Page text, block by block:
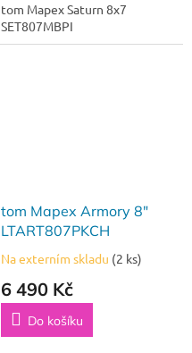
tom Mapex Saturn 8x7
SET807MBPI
tom Mapex Armory 8"
LTART807PKCH
Na externím skladu (2 ks)
6 490 Kč
Do košíku